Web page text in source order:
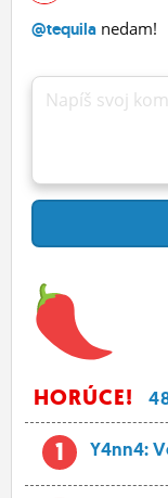
@tequila nedam!
Napíš svoj
HORÚCE!
1 Y4nn4: